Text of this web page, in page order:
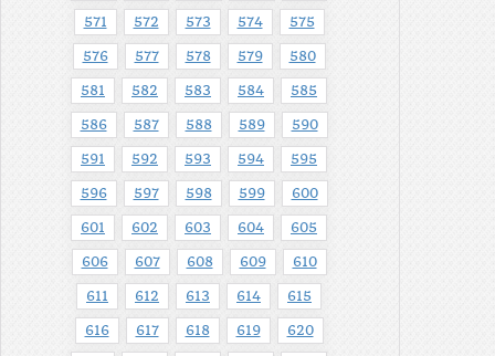
571 572 573 574 575
576 577 578 579 580
581 582 583 584 585
586 587 588 589 590
591 592 593 594 595
596 597 598 599 600
601 602 603 604 605
606 607 608 609 610
611 612 613 614 615
616 617 618 619 620